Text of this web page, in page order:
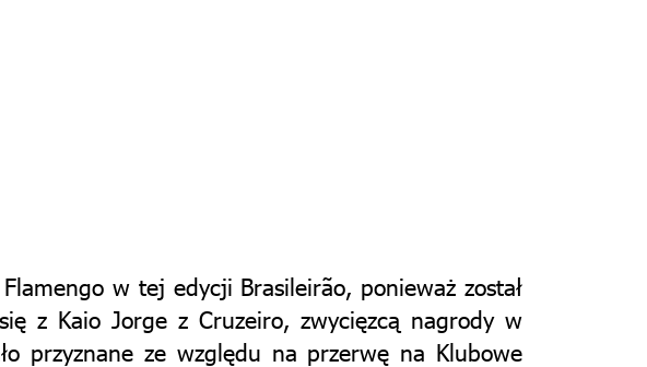
w tej edycji Brasileirão, ponieważ został
z Kaio Jorge z Cruzeiro, zwycięzcą nagrody w
przyznane ze względu na przerwę na Klubowe